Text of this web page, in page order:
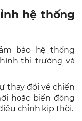
hệ thống
bảo hệ thống
thị trường và
thay đổi về chiến
hoặc biến động
chỉnh kịp thời.